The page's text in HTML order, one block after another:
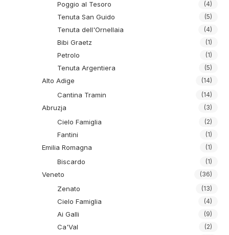
Poggio al Tesoro (4)
Tenuta San Guido (5)
Tenuta dell'Ornellaia (4)
Bibi Graetz (1)
Petrolo (1)
Tenuta Argentiera (5)
Alto Adige (14)
Cantina Tramin (14)
Abruzja (3)
Cielo Famiglia (2)
Fantini (1)
Emilia Romagna (1)
Biscardo (1)
Veneto (36)
Zenato (13)
Cielo Famiglia (4)
Ai Galli (9)
Ca'Val (2)